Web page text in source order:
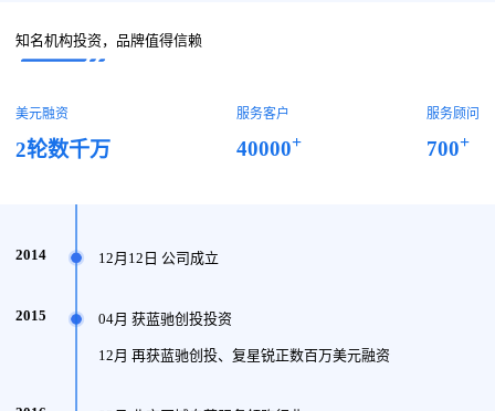
知名机构投资，品牌值得信赖
美元融资
2轮数千万
服务客户
40000+
服务顾问
700+
2014 12月12日 公司成立
2015 04月 获蓝驰创投投资
12月 再获蓝驰创投、复星锐正数百万美元融资